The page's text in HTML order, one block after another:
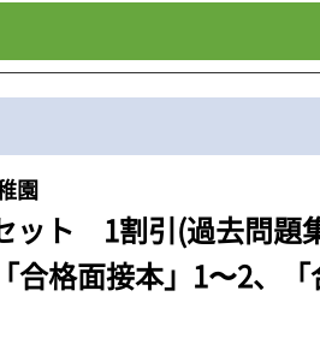
園
ット 1割引(過去問題
合格面接本」1〜2、